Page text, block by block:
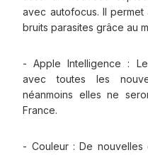
avec autofocus. Il
bruits parasites grâce au
- Apple Intelligence :
avec toutes les
néanmoins elles ne
France.
- Couleur : De nouvelles